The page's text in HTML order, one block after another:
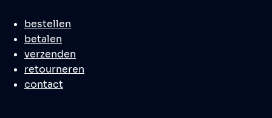
bestellen
betalen
verzenden
retourneren
contact